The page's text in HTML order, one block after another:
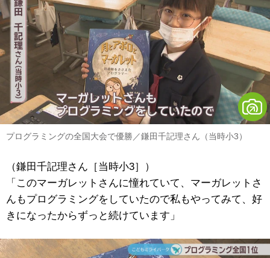
プログラミングの全国大会で優勝／鎌田千記理さん（当時小3）
（鎌田千記理さん［当時小3］）
「このマーガレットさんに憧れていて、マーガレットさ
んもプログラミングをしていたので私もやってみて、好
きになったからずっと続けています」